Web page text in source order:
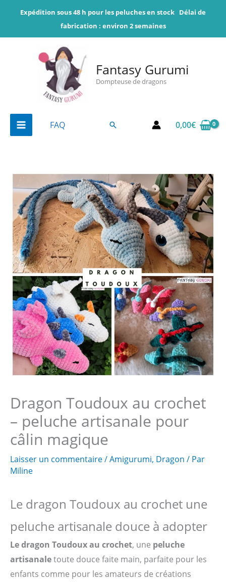
contenu
Expédition sous 48 h pour les peluches en stock Délai de
fabrication : environ 2 semaines
Fantasy Gurumi
Dompteuse de dragons
FAQ Rechercher 0,00€
Dragon Toudoux au crochet
– peluche artisanale pour
câlin magique
Laisser un commentaire/Amigurumi, Dragon / Par
Miline
Le dragon Toudoux au crochet une
peluche artisanale douce à adopter
Le dragon Toudoux au crochet, une peluche
artisanaletoute douce faite main, parfaite pour les
enfants comme pour les amateurs de créations